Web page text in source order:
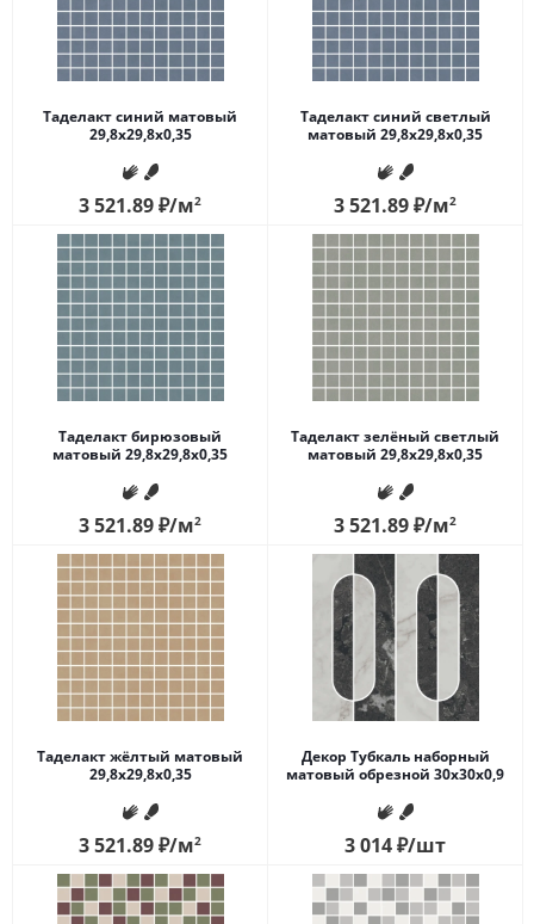
Таделакт синий матовый
29,8x29,8x0,35
3 521.89₽/м2
Таделакт синий светлый
матовый 29,8x29,8x0,35
3 521.89₽/м2
Таделакт бирюзовый
матовый 29,8x29,8x0,35
3 521.89₽/м2
Таделакт зелёный светлый
матовый 29,8x29,8x0,35
3 521.89₽/м2
Таделакт жёлтый матовый
29,8x29,8x0,35
3 521.89₽/м2
Декор Тубкаль наборный
матовый обрезной 30x30x0,9
3 014₽/шт